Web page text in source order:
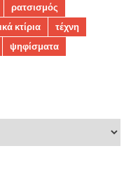
ρατσισμός
κτίρια
τέχνη
ψηφίσματα